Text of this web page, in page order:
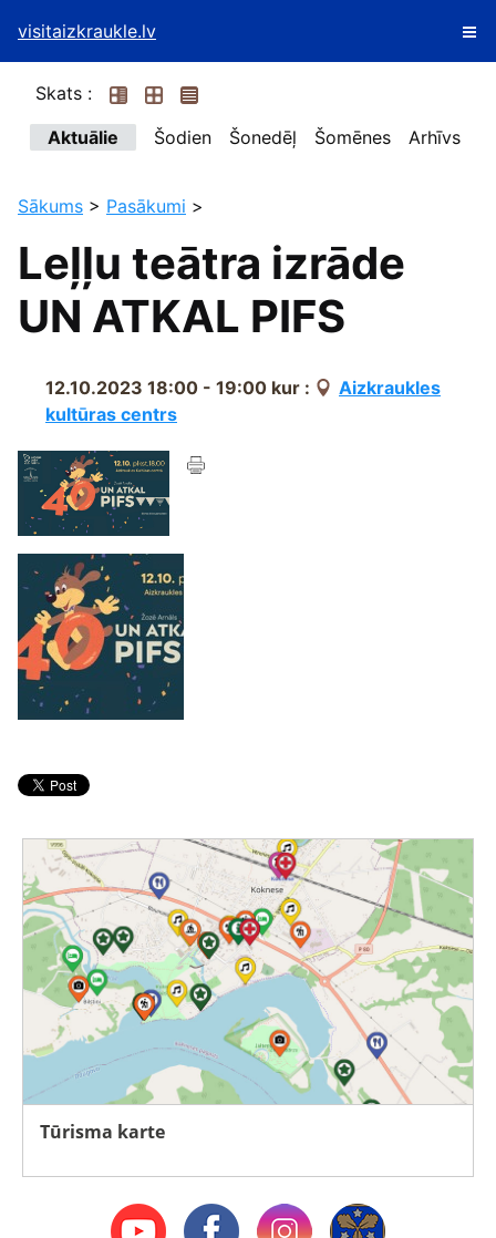
visitaizkraukle.lv
Skats :
Aktuālie
Šodien Šonedēļ Šomēnes Arhīvs
Sākums > Pasākumi >
Leļļu teātra izrāde
UN ATKAL PIFS
12.10.2023 18:00 - 19:00 kur :
Aizkraukles
kultūras centrs
Tūrisma karte